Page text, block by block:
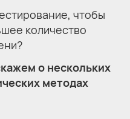
чтобы
количество
о нескольких
методах